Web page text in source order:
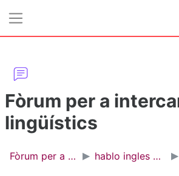
Fòrum per a
lingüístics
Fòrum per a intercanvis lingüístics hablo ingles nesecito practicar espanol